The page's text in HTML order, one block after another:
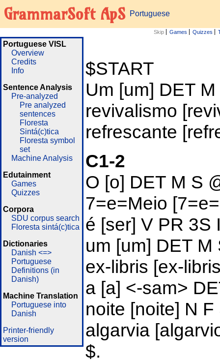
GrammarSoft ApS Portuguese
Skip Games Quizzes
Portuguese VISL
Overview
Credits
Info
Sentence Analysis
Pre-analyzed
Pre analyzed
sentences
Floresta
Sintá(c)tica
Floresta symbol
set
Machine Analysis
Edutainment
Games
Quizzes
Corpora
SDU corpus search
Floresta sintá(c)tica
Dictionaries
Danish <=>
Portuguese
Definitions (in
Danish)
Machine Translation
Portuguese into
Danish
Printer-friendly
version
$START
Um [um] DET
revivalismo
refrescante
C1-2
O [o] DET M S
7=e=Meio
é [ser] V PR 3S
um [um] DET M
ex-libris [ex-
a [a] <-sam>
noite [noite] N F
algarvia
$.